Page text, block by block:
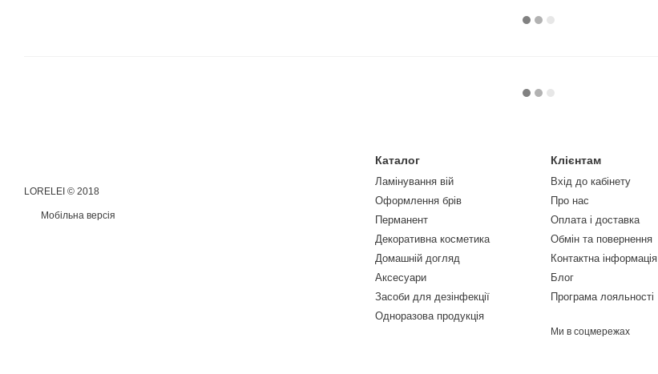
LORELEI © 2018
Мобільна версія
Каталог
Ламінування вій
Оформлення брів
Перманент
Декоративна косметика
Домашній догляд
Аксесуари
Засоби для дезінфекції
Одноразова продукція
Клієнтам
Вхід до кабінету
Про нас
Оплата і доставка
Обмін та повернення
Контактна інформація
Блог
Програма лояльності
Ми в соцмережах